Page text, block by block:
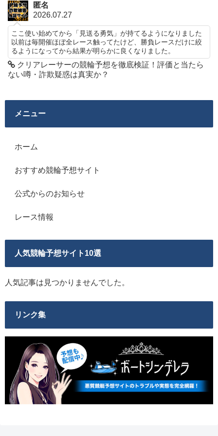
匿名
2026.07.27
ここ使い始めてから「見送る勇気」が持てるようになりました
以前は毎開催ほぼ全レース触ってたけど、勝負レースだけに絞
るようになってから結果が明らかに良くなりました。
クリアレーサーの競輪予想を徹底検証！評価と当たら
ない噂・詐欺疑惑は真実か？
メニュー
ホーム
おすすめ競輪予想サイト
公式からのお知らせ
レース情報
人気競輪予想サイト10選
人気記事は見つかりませんでした。
リンク集